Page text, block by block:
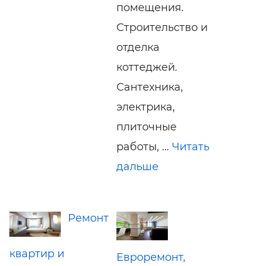
помещения.
Строительство и
отделка
коттеджей.
Сантехника,
электрика,
плиточные
работы, ... Читать
дальше
Ремонт
квартир и
Евроремонт,